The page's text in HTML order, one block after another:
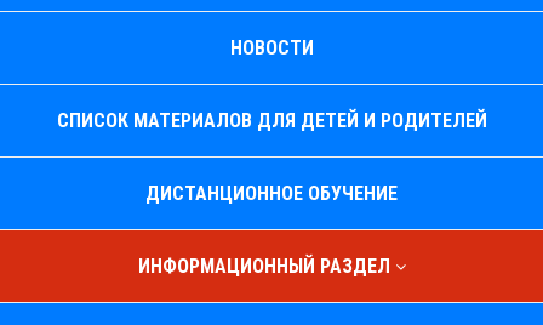
НОВОСТИ
СПИСОК МАТЕРИАЛОВ ДЛЯ ДЕТЕЙ И РОДИТЕЛЕЙ
ДИСТАНЦИОННОЕ ОБУЧЕНИЕ
ИНФОРМАЦИОННЫЙ РАЗДЕЛ